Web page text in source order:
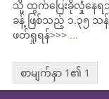
သို့ ထွက်​ပြေးခိုလှုံ​နေရ
ခန့် ဖြစ်သည့် ၁.၃၅ သ
ဖတ်ရှုရန်>>> ...
စာမျက်နှာ 1၏ 1